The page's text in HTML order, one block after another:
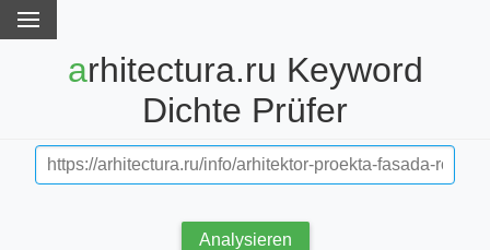
arhitectura.ru Keyword
Dichte Prüfer
Analysieren